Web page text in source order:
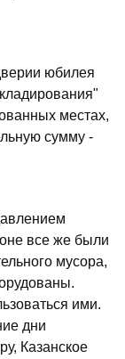
юбилея
местах,
сумму -
все же были
мусора,
ими.
дни
Казанское